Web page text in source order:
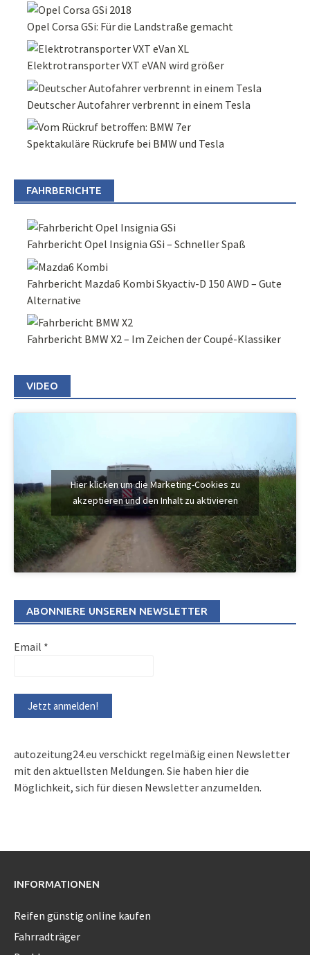
Opel Corsa GSi: Für die Landstraße gemacht
Elektrotransporter VXT eVAN wird größer
Deutscher Autofahrer verbrennt in einem Tesla
Spektakuläre Rückrufe bei BMW und Tesla
FAHRBERICHTE
Fahrbericht Opel Insignia GSi – Schneller Spaß
Fahrbericht Mazda6 Kombi Skyactiv-D 150 AWD – Gute
Alternative
Fahrbericht BMW X2 – Im Zeichen der Coupé-Klassiker
VIDEO
Hier klicken um die Marketing-Cookies zu
akzeptieren und den Inhalt zu aktivieren
ABONNIERE UNSEREN NEWSLETTER
Email *
autozeitung24.eu verschickt regelmäßig einen Newsletter
mit den aktuellsten Meldungen. Sie haben hier die
Möglichkeit, sich für diesen Newsletter anzumelden.
INFORMATIONEN
Reifen günstig online kaufen
Fahrradträger